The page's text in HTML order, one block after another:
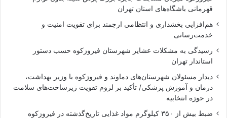
قهرمانی باشگاه‌های استان تهران
هم‌افزایی بخشداری و انتظامی ارجمند برای تقویت امنیت و
خدمت‌رسانی
رسیدگی به مشکلات عشایر شهرستان فیروزکوه حسب دستور
استاندار تهران
دیدار مسئولان شهرستان‌های دماوند و فیروزکوه با وزیر بهداشت،
درمان و آموزش پزشکی/ تأکید بر لزوم تقویت زیرساخت‌های سلامت
در حوزه انتخابیه
ضبط بیش از ۳۵۰ کیلوگرم مواد غذایی تاریخ‌گذشته در فیروزکوه